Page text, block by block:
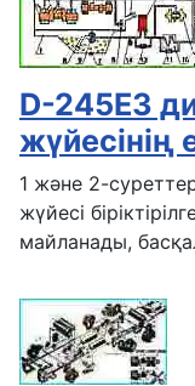
D-245E3
жүйесінің
1 және 2-
жүйесі
майланады,